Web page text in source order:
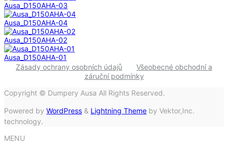
Ausa_D150AHA-03
Ausa_D150AHA-04
Ausa_D150AHA-02
Ausa_D150AHA-01
Zásady ochrany osobních údajů
Všeobecné obchodní a
záruční podmínky
Copyright © Dumpery Ausa All Rights Reserved.
Powered by WordPress & Lightning Theme by Vektor,Inc.
technology.
MENU